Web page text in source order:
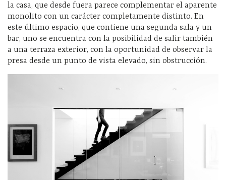
la casa, que desde fuera parece complementar el aparente
monolito con un carácter completamente distinto. En
este último espacio, que contiene una segunda sala y un
bar, uno se encuentra con la posibilidad de salir también
a una terraza exterior, con la oportunidad de observar la
presa desde un punto de vista elevado, sin obstrucción.